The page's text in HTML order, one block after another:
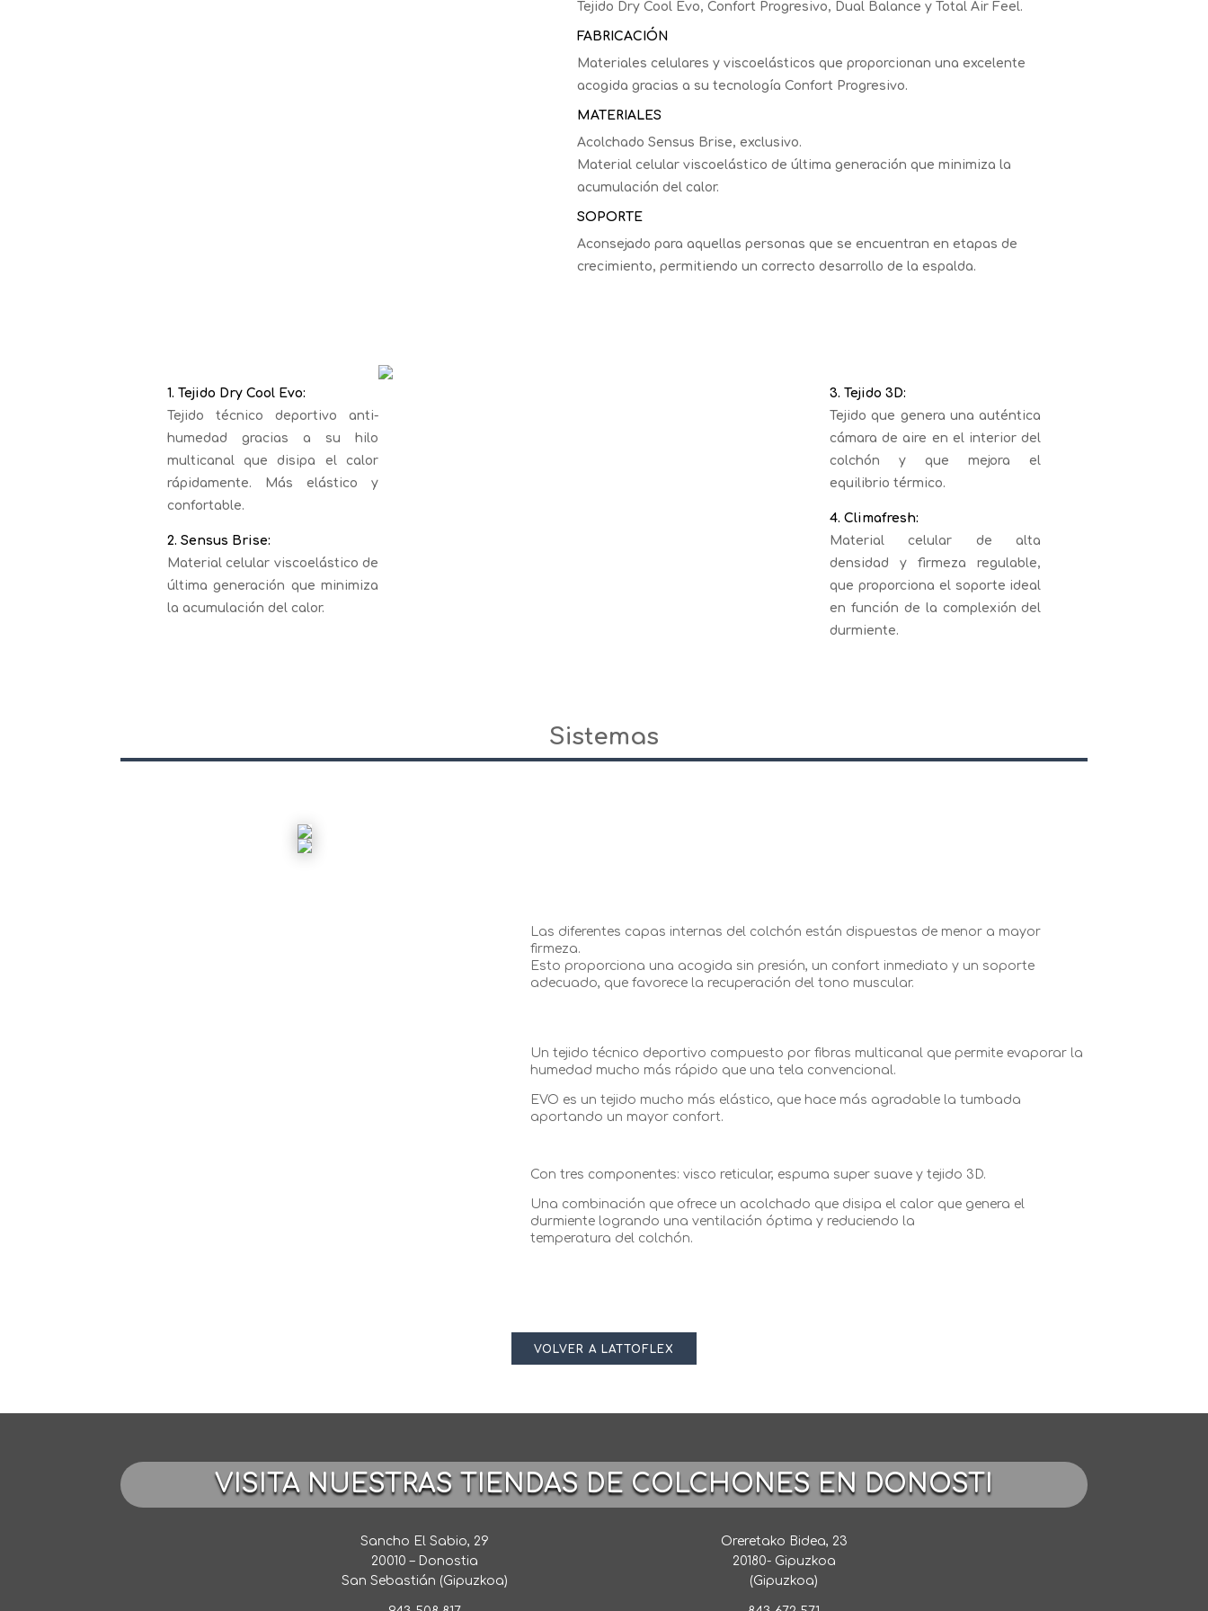
Tejido Dry Cool Evo, Confort Progresivo, Dual Balance y Total Air Feel.
FABRICACIÓN
Materiales celulares y viscoelásticos que proporcionan una excelente
acogida gracias a su tecnología Confort Progresivo.
MATERIALES
Acolchado Sensus Brise, exclusivo.
Material celular viscoelástico de última generación que minimiza la
acumulación del calor.
SOPORTE
Aconsejado para aquellas personas que se encuentran en etapas de
crecimiento, permitiendo un correcto desarrollo de la espalda.
1. Tejido Dry Cool Evo:
Tejido técnico deportivo anti-
humedad gracias a su hilo
multicanal que disipa el calor
rápidamente. Más elástico y
confortable.
2. Sensus Brise:
Material celular viscoelástico de
última generación que minimiza
la acumulación del calor.
3. Tejido 3D:
Tejido que genera una auténtica
cámara de aire en el interior del
colchón y que mejora el
equilibrio térmico.
4. Climafresh:
Material celular de alta
densidad y firmeza regulable,
que proporciona el soporte ideal
en función de la complexión del
durmiente.
Sistemas
Las diferentes capas internas del colchón están dispuestas de menor a mayor
firmeza.
Esto proporciona una acogida sin presión, un confort inmediato y un soporte
adecuado, que favorece la recuperación del tono muscular.
Un tejido técnico deportivo compuesto por fibras multicanal que permite evaporar la
humedad mucho más rápido que una tela convencional.
EVO es un tejido mucho más elástico, que hace más agradable la tumbada
aportando un mayor confort.
Con tres componentes: visco reticular, espuma super suave y tejido 3D.
Una combinación que ofrece un acolchado que disipa el calor que genera el
durmiente logrando una ventilación óptima y reduciendo la
temperatura del colchón.
VOLVER A LATTOFLEX
VISITA NUESTRAS TIENDAS DE COLCHONES EN DONOSTI
Sancho El Sabio, 29
20010 – Donostia
San Sebastián (Gipuzkoa)
Oreretako Bidea, 23
20180- Gipuzkoa
(Gipuzkoa)